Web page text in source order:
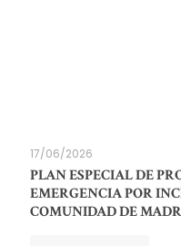
17/06/2026
PLAN ESPECIAL DE
EMERGENCIA POR
COMUNIDAD DE